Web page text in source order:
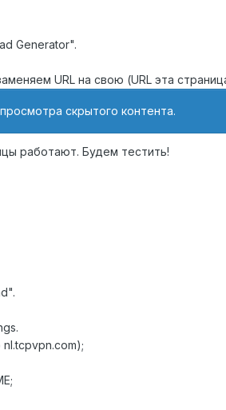
Generator".
URL на свою (URL эта
скрытого контента.
работают. Будем тестить!